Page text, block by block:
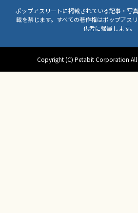
ポップアスリートに掲載されている記事・写
載を禁じます。すべての著作権はポップアス
供者に帰属します。
Copyright (C) Petabit Corporation All